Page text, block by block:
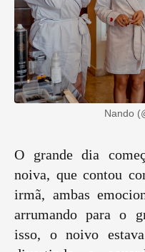
Nando
O grande dia
noiva, que contou
irmã, ambas
arrumando para o
isso, o noivo